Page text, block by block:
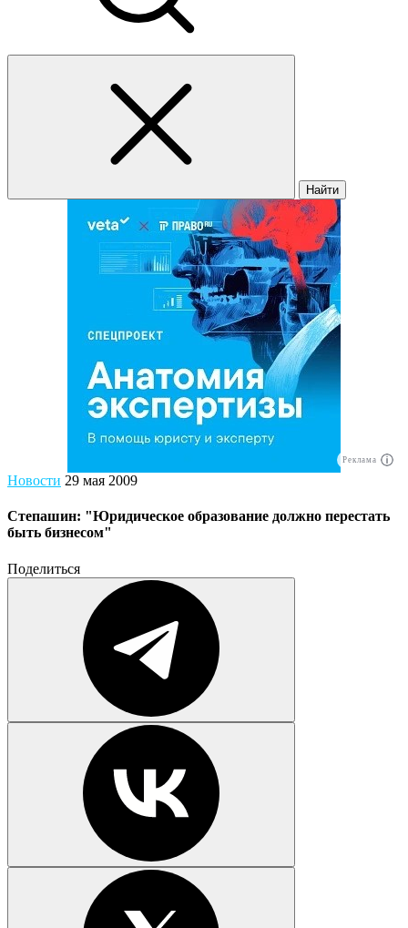
Найти
Реклама
Новости 29 мая 2009
Степашин: "Юридическое образование должно перестать
быть бизнесом"
Поделиться